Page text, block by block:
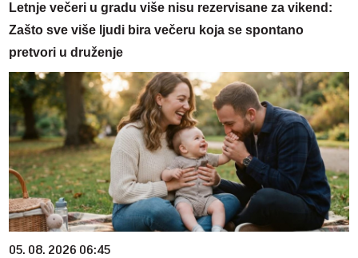
Letnje večeri u gradu više nisu rezervisane za vikend:
Zašto sve više ljudi bira večeru koja se spontano
pretvori u druženje
05. 08. 2026 06:45